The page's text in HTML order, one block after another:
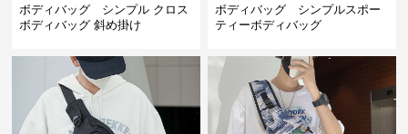
ボディバッグ シンプル クロス
ボディバッグ 斜め掛け
ボディバッグ シンプルスポー
ティーボディバッグ